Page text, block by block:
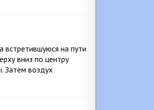
на пути
вниз по центру
Затем воздух